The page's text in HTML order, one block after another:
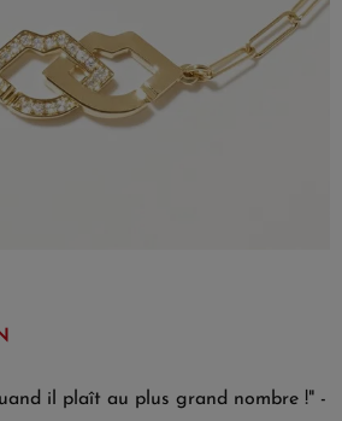
il plaît au plus grand nombre !" -